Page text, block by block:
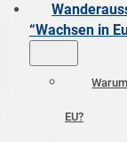
“Wachsen in
EU?